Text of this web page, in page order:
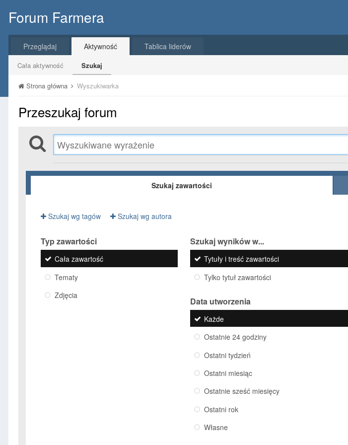
Forum Farmera
Przeglądaj Aktywność
Cała aktywność Szukaj
Tablica liderów
Strona główna Wyszukiwarka
Przeszukaj forum
Szukaj zawartości
Szukaj wg tagów Szukaj wg autora
Typ zawartości
Cała zawartość
Tematy
Zdjęcia
Szukaj wyników w...
Tytuły i treść zawartości
Tylko tytuł zawartości
Data utworzenia
Każde
Ostatnie 24 godziny
Ostatni tydzień
Ostatni miesiąc
Ostatnie sześć miesięcy
Ostatni rok
Własne